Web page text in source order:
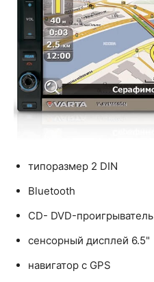
типоразмер 2 DIN
Bluetooth
CD- DVD-проигрыватель
сенсорный дисплей 6.5"
навигатор с GPS